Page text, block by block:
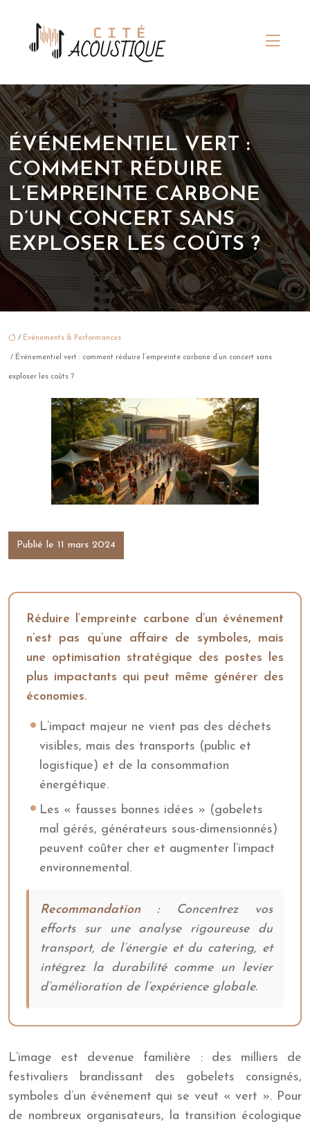
ÉVÉNEMENTIEL VERT :
COMMENT RÉDUIRE
L’EMPREINTE CARBONE
D’UN CONCERT SANS
EXPLOSER LES COÛTS ?
/ Événements & Performances
/ Événementiel vert : comment réduire l’empreinte carbone d’un concert sans
exploser les coûts ?
Publié le 11 mars 2024
Réduire l’empreinte carbone d’un événement
n’est pas qu’une affaire de symboles, mais
une optimisation stratégique des postes les
plus impactants qui peut même générer des
économies.
L’impact majeur ne vient pas des déchets
visibles, mais des transports (public et
logistique) et de la consommation
énergétique.
Les « fausses bonnes idées » (gobelets
mal gérés, générateurs sous-dimensionnés)
peuvent coûter cher et augmenter l’impact
environnemental.
Recommandation :Concentrez vos
efforts sur une analyse rigoureuse du
transport, de l’énergie et du catering, et
intégrez la durabilité comme un levier
d’amélioration de l’expérience globale.
L’image est devenue familière : des milliers de
festivaliers brandissant des gobelets consignés,
symboles d’un événement qui se veut « vert ». Pour
de nombreux organisateurs, la transition écologique